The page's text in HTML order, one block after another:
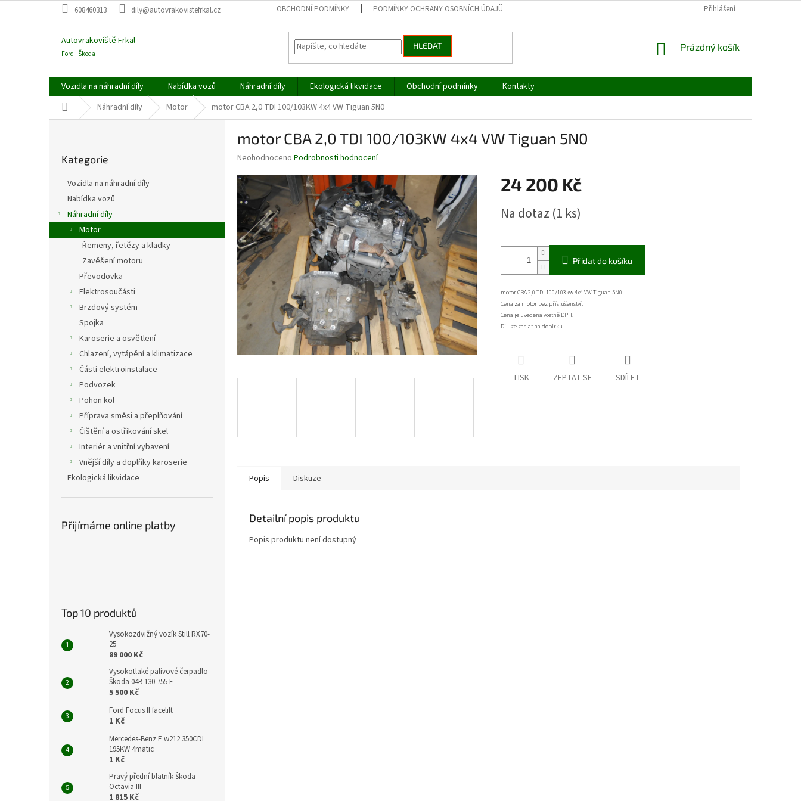
na
608460313 dily@autovrakovistefrkal.cz OBCHODNÍ PODMÍNKY PODMÍNKY OCHRANY OSOBNÍCH ÚDAJŮ Přihlášení
Autovrakoviště Frkal
Ford - Škoda
HLEDAT
NÁKUPNÍ
Prázdný košík
Vozidla na náhradní díly Nabídka vozů Náhradní díly Ekologická likvidace Obchodní podmínky
Kontakty
Domů Náhradní díly Motor motor CBA 2,0 TDI 100/103KW 4x4 VW Tiguan 5N0
kategorie
Kategorie
Vozidla na náhradní díly
Nabídka vozů
Náhradní díly
Motor
Řemeny, řetězy a kladky
Zavěšení motoru
Převodovka
Elektrosoučásti
Brzdový systém
Spojka
Karoserie a osvětlení
Chlazení, vytápění a klimatizace
Části elektroinstalace
Podvozek
Pohon kol
Příprava směsi a přeplňování
Čištění a ostřikování skel
Interiér a vnitřní vybavení
Vnější díly a doplňky karoserie
Ekologická likvidace
Přijímáme online platby
Top 10 produktů
Vysokozdvižný vozík Still RX70-
25
89 000 Kč
Vysokotlaké palivové čerpadlo
Škoda 04B 130 755 F
5 500 Kč
Ford Focus II facelift
1 Kč
Mercedes-Benz E w212 350CDI
195KW 4matic
1 Kč
Pravý přední blatník Škoda
Octavia III
1 815 Kč
motor CBA 2,0 TDI 100/103KW 4x4 VW Tiguan 5N0
Průměrné
produktu
je
0,0
hvězdiček.
Neohodnoceno Podrobnosti hodnocení
24 200 Kč
cena:
Na dotaz (1 ks)
Přidat do košíku
motor CBA 2,0 TDI 100/103kw 4x4 VW Tiguan 5N0.
Cena za motor bez příslušenství.
Cena je uvedena včetně DPH.
Díl lze zaslat na dobírku.
TISK ZEPTAT SE SDÍLET
Popis Diskuze
Detailní popis produktu
Popis produktu není dostupný